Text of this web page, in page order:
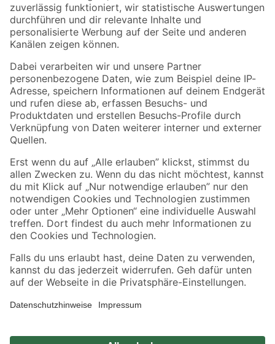
Zur Newsletter Anmeldung
Folge uns
Zahlungsarten Versandarten
Sicher einkaufen
Jetzt die toom-App herunterladen
Alle Preisangaben in EUR inkl. gesetzl. MwSt.. Die dargestellten Angebote sind unter
Umständen nicht in allen Märkten verfügbar. Die angegebenen Verfügbarkeiten beziehen
Produkte nur solange der Vorrat reicht.
*Paketversand ab 59 € versandkostenfrei, gilt nicht für Artikel mit Speditionsversand, hier